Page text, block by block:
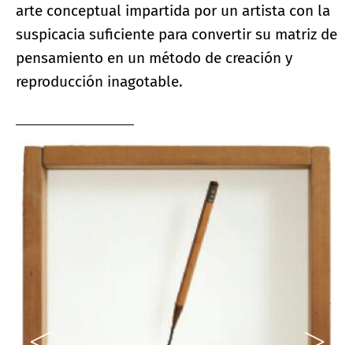
arte conceptual impartida por un artista con la
suspicacia suficiente para convertir su matriz de
pensamiento en un método de creación y
reproducción inagotable.